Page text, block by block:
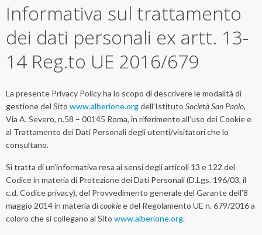
Informativa sul trattamento
dei dati personali ex artt. 13-
14 Reg.to UE 2016/679
La presente Privacy Policy ha lo scopo di descrivere le modalità di
gestione del Sito www.alberione.orgdell’Istituto Società San Paolo,
Via A. Severo, n.58 – 00145 Roma, in riferimento all’uso dei Cookie e
al Trattamento dei Dati Personali degli utenti/visitatori che lo
consultano.
Si tratta di un’informativa resa ai sensi degli articoli 13 e 122 del
Codice in materia di Protezione dei Dati Personali (D.Lgs. 196/03, il
c.d. Codice privacy), del Provvedimento generale del Garante dell’8
maggio 2014 in materia dicookiee del Regolamento UE n. 679/2016 a
coloro che si collegano al Sito www.alberione.org.